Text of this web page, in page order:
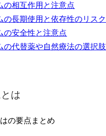
の相互作用と注意点
の長期使用と依存性のリスク
の安全性と注意点
の代替薬や自然療法の選択肢
は